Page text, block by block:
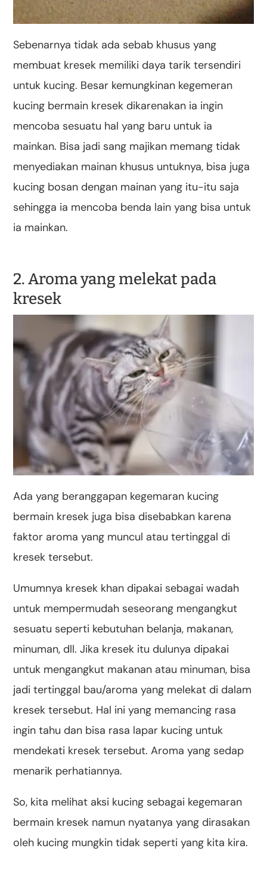
Sebenarnya tidak ada sebab khusus yang
membuat kresek memiliki daya tarik tersendiri
untuk kucing. Besar kemungkinan kegemeran
kucing bermain kresek dikarenakan ia ingin
mencoba sesuatu hal yang baru untuk ia
mainkan. Bisa jadi sang majikan memang tidak
menyediakan mainan khusus untuknya, bisa juga
kucing bosan dengan mainan yang itu-itu saja
sehingga ia mencoba benda lain yang bisa untuk
ia mainkan.
2. Aroma yang melekat pada
kresek
Ada yang beranggapan kegemaran kucing
bermain kresek juga bisa disebabkan karena
faktor aroma yang muncul atau tertinggal di
kresek tersebut.
Umumnya kresek khan dipakai sebagai wadah
untuk mempermudah seseorang mengangkut
sesuatu seperti kebutuhan belanja, makanan,
minuman, dll. Jika kresek itu dulunya dipakai
untuk mengangkut makanan atau minuman, bisa
jadi tertinggal bau/aroma yang melekat di dalam
kresek tersebut. Hal ini yang memancing rasa
ingin tahu dan bisa rasa lapar kucing untuk
mendekati kresek tersebut. Aroma yang sedap
menarik perhatiannya.
So, kita melihat aksi kucing sebagai kegemaran
bermain kresek namun nyatanya yang dirasakan
oleh kucing mungkin tidak seperti yang kita kira.